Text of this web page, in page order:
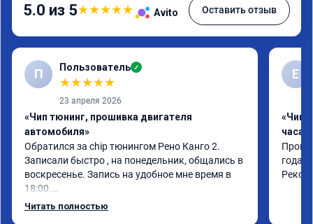
5.0 из 5★★★★★ Avito Оставить отзыв
П Пользователь ✓
★★★★★
23 апреля 2026
«Чип тюнинг, прошивка двигателя
автомобиля»
Обратился за chip тюнингом Рено Канго 2.
Записали быстро , на понедельник, общались в
воскресенье. Запись на удобное мне время в
18:00.
Работу выполнили за 30 минут, качественно,
Читать полностью
Е
«Чип
часа»
года.